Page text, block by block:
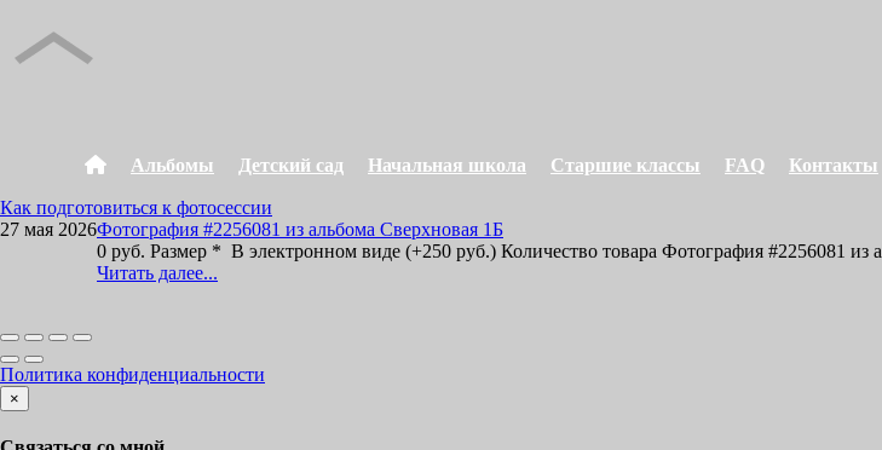
Альбомы Детский сад Начальная школа Старшие классы FAQ Контакты
Как подготовиться к фотосессии
27 мая 2026Фотография #2256081 из альбома Сверхновая 1Б
0 руб. Размер * В электронном виде (+250 руб.) Количество товара Фотография #2256081
Читать далее...
Политика конфиденциальности
×